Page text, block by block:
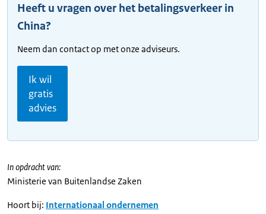
Heeft u vragen over het betalingsverkeer in
China?
Neem dan contact op met onze adviseurs.
Ik wil
gratis
advies
In opdracht van:
Ministerie van Buitenlandse Zaken
Hoort bij: Internationaal ondernemen